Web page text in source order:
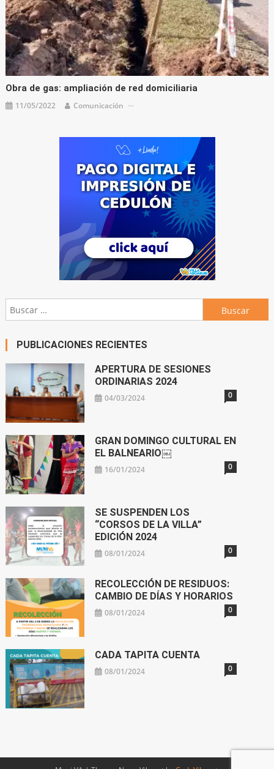
Obra de gas: ampliación de red domiciliaria
11/05/2022 Comunicación
Buscar:
PUBLICACIONES RECIENTES
APERTURA DE SESIONES
ORDINARIAS 2024
04/03/2024 0
GRAN DOMINGO CULTURAL EN
EL BALNEARIO￼
16/01/2024 0
SE SUSPENDEN LOS
“CORSOS DE LA VILLA”
EDICIÓN 2024
08/01/2024 0
RECOLECCIÓN DE RESIDUOS:
CAMBIO DE DÍAS Y HORARIOS
08/01/2024 0
CADA TAPITA CUENTA
08/01/2024 0